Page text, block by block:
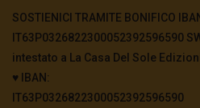
SOSTIENICI TRAMITE BONIFICO
IT63P0326822300052392596590
intestato a La Casa Del Sole Edizioni)
♥️ IBAN:
IT63P0326822300052392596590